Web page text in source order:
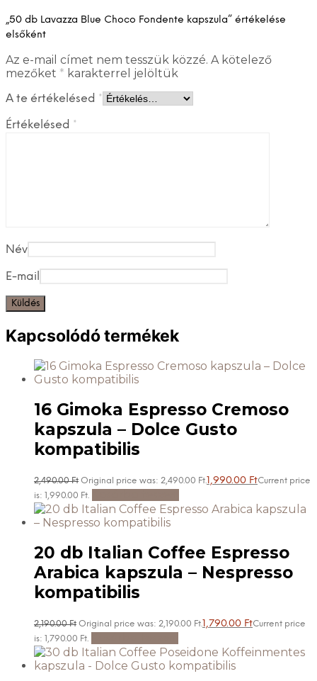
„50 db Lavazza Blue Choco Fondente kapszula” értékelése
elsőként
Az e-mail címet nem tesszük közzé. A kötelező
mezőket * karakterrel jelöltük
A te értékelésed *
Értékelésed *
Név
E-mail
Kapcsolódó termékek
16 Gimoka Espresso Cremoso
kapszula – Dolce Gusto
kompatibilis
2,490.00Ft Original price was: 2,490.00 Ft.1,990.00 FtCurrent price
is: 1,990.00 Ft.
20 db Italian Coffee Espresso
Arabica kapszula – Nespresso
kompatibilis
2,190.00Ft Original price was: 2,190.00 Ft.1,790.00 FtCurrent price
is: 1,790.00 Ft.